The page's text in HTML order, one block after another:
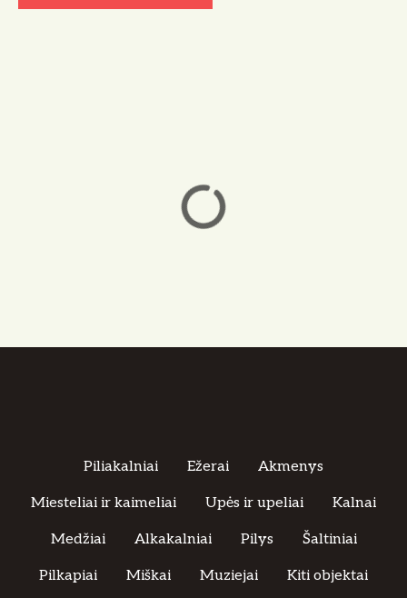
Piliakalniai Ežerai Akmenys
Miesteliai ir kaimeliai Upės ir upeliai Kalnai
Medžiai Alkakalniai Pilys Šaltiniai
Pilkapiai Miškai Muziejai Kiti objektai